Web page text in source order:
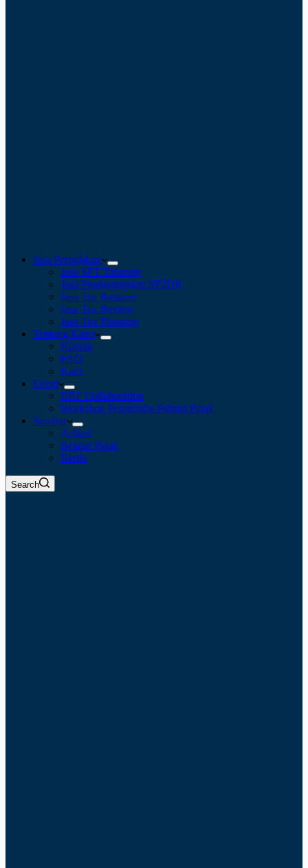
Jasa Perpajakan
Jasa SPT Tahunan
Jasa Pendampingan SP2DK
Jasa Tax Retainer
Jasa Tax Review
Jasa Tax Planning
Tentang Kami
Kontak
FAQ
Karir
Event
BBF Collaboration
Workshop Pengusaha Paham Pajak
Sumber
Artikel
Belajar Pajak
Berita
Search